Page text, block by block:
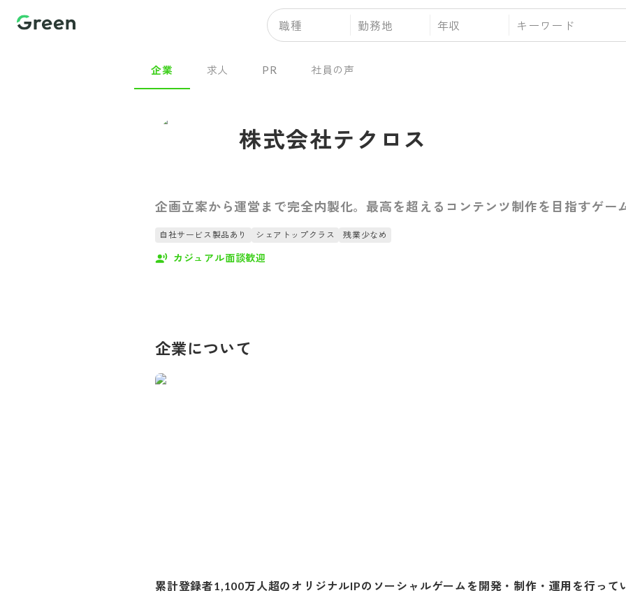
職種 勤務地 年収
企業 求人 PR 社員の声
株式会社テクロス
企画立案から運営まで完全内製化。最高を超えるコンテンツ制作を目指すゲー
自社サービス製品あり シェアトップクラス 残業少なめ
カジュアル面談歓迎
企業について
累計登録者1,100万人超のオリジナルIPのソーシャルゲームを開発・制作・運用を行って